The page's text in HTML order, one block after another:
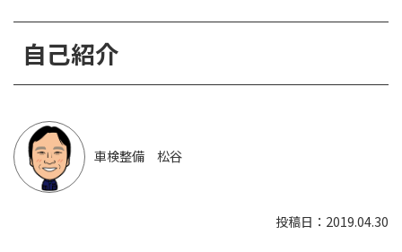
自己紹介
車検整備 松谷
2019.04.30